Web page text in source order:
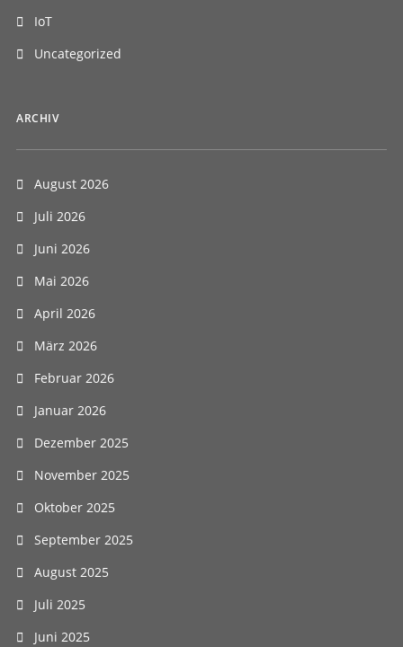
IoT
Uncategorized
ARCHIV
August 2026
Juli 2026
Juni 2026
Mai 2026
April 2026
März 2026
Februar 2026
Januar 2026
Dezember 2025
November 2025
Oktober 2025
September 2025
August 2025
Juli 2025
Juni 2025